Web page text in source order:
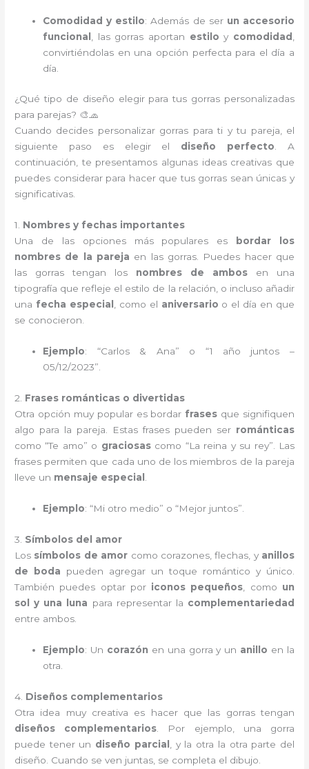
Comodidad y estilo: Además de ser un accesorio
funcional , las gorras aportan estilo y comodidad
convirtiéndolas en una opción perfecta para el día a
día.
¿Qué tipo de diseño elegir para tus gorras personalizadas
para parejas? 🎨🧢
Cuando decides personalizar gorras para ti y tu pareja, el
siguiente paso es elegir el diseño perfecto. A
continuación, te presentamos algunas ideas creativas que
puedes considerar para hacer que tus gorras sean únicas y
significativas.
1. Nombres y fechas importantes
Una de las opciones más populares es
bordar los
nombres de la pareja en las gorras. Puedes hacer que
las gorras tengan los nombres de ambosen una
tipografía que refleje el estilo de la relación, o incluso añadir
una fecha especial , como el aniversario o el día en que
se conocieron.
Ejemplo: “Carlos & Ana” o “1 año juntos –
05/12/2023”.
2. Frases románticas o divertidas
Otra opción muy popular es bordar frases que signifiquen
algo para la pareja. Estas frases pueden ser románticas
como “Te amo” o graciosascomo “La reina y su rey”. Las
frases permiten que cada uno de los miembros de la pareja
lleve un mensaje especial
Ejemplo: “Mi otro medio” o “Mejor juntos”.
3. Símbolos del amor
Los símbolos de amor como corazones, flechas, y anillos
de boda pueden agregar un toque romántico y único.
También puedes optar por iconos pequeños , como un
sol y una luna para representar la complementariedad
entre ambos.
Ejemplo: Un corazón en una gorra y un anillo en la
otra.
4. Diseños complementarios
Otra idea muy creativa es hacer que las gorras tengan
diseños complementarios . Por ejemplo, una gorra
puede tener un diseño parcial , y la otra la otra parte del
diseño. Cuando se ven juntas, se completa el dibujo.